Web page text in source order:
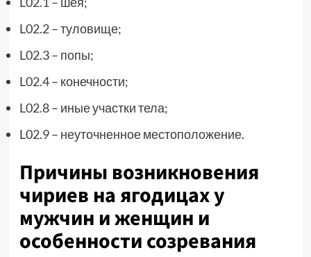
L02.2 – туловище;
L02.3 – попы;
L02.4 – конечности;
L02.8 – иные участки тела;
L02.9 – неуточненное местоположение.
Причины возникновения
чириев на ягодицах у
мужчин и женщин и
особенности созревания